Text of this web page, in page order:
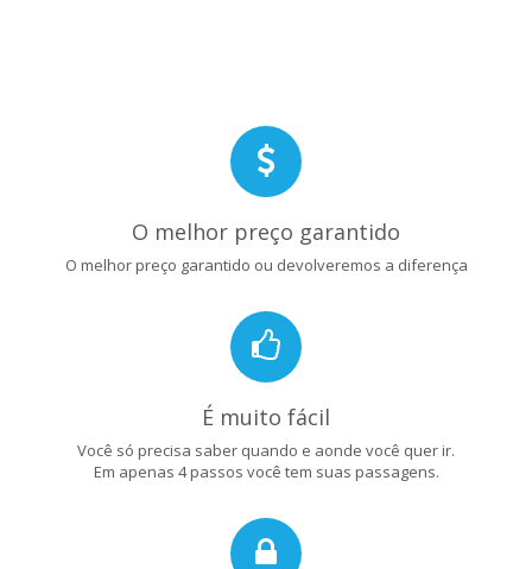
O melhor preço garantido
O melhor preço garantido ou devolveremos a diferença
É muito fácil
Você só precisa saber quando e aonde você quer ir.
Em apenas 4 passos você tem suas passagens.